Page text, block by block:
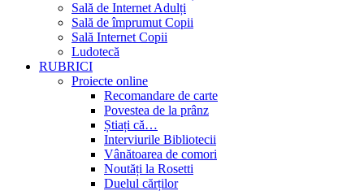
Sală de Internet Adulți
Sală de împrumut Copii
Sală Internet Copii
Ludotecă
RUBRICI
Proiecte online
Recomandare de carte
Povestea de la prânz
Știați că…
Interviurile Bibliotecii
Vânătoarea de comori
Noutăți la Rosetti
Duelul cărților